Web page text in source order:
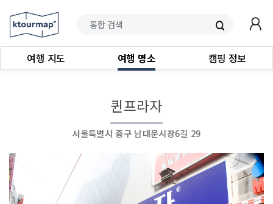
여행 지도 여행 명소 캠핑 정보
퀸프라자
서울특별시 중구 남대문시장6길 29